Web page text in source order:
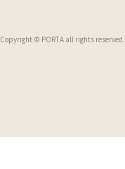
Copyright © PORTA all rights reserved.